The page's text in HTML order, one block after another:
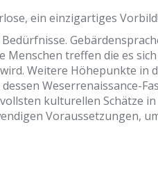
ein einzigartiges Vorbild!
treffen die es
Weitere Höhepunkte in
Weserrenaissance-
kulturellen Schätze
Voraussetzungen,